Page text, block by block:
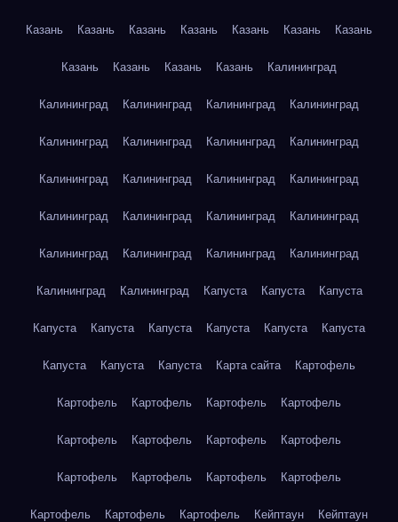
Казань Казань Казань Казань Казань Казань Казань
Казань Казань Казань Казань Калининград
Калининград Калининград Калининград Калининград
Калининград Калининград Калининград Калининград
Калининград Калининград Калининград Калининград
Калининград Калининград Калининград Калининград
Калининград Калининград Калининград Калининград
Калининград Калининград Капуста Капуста Капуста
Капуста Капуста Капуста Капуста Капуста Капуста
Капуста Капуста Капуста Карта сайта Картофель
Картофель Картофель Картофель Картофель
Картофель Картофель Картофель Картофель
Картофель Картофель Картофель Картофель
Картофель Картофель Картофель Кейптаун Кейптаун